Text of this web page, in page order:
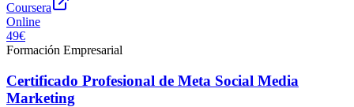
Coursera
Online
49€
Formación Empresarial
Certificado Profesional de Meta Social Media
Marketing